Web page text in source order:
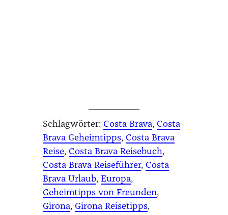
Schlagwörter: Costa Brava, Costa
Brava Geheimtipps, Costa Brava
Reise, Costa Brava Reisebuch
Costa Brava Reiseführer, Costa
Brava Urlaub, Europa
Geheimtipps von Freunden
Girona, Girona Reisetipps